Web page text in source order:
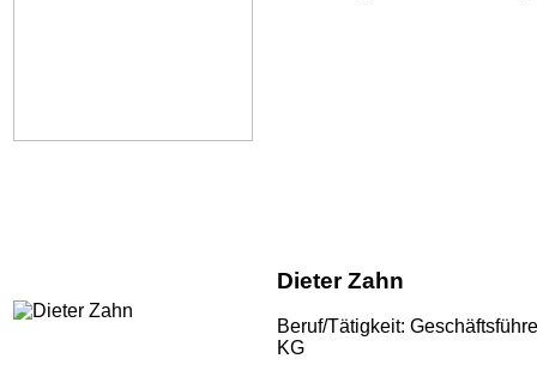
Dieter Zahn
Beruf/Tätigkeit:
KG